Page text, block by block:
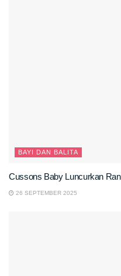
BAYI DAN BALITA
Cussons Baby Luncurkan
26 SEPTEMBER 2025